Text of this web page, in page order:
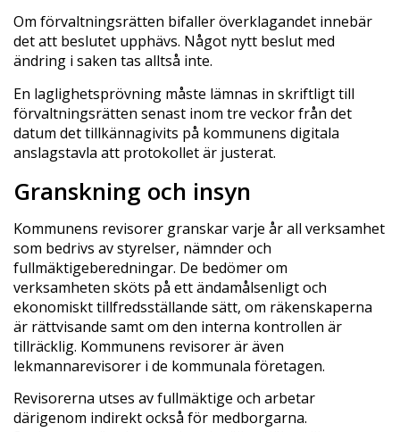
Om förvaltningsrätten bifaller överklagandet innebär
det att beslutet upphävs. Något nytt beslut med
ändring i saken tas alltså inte.
En laglighetsprövning måste lämnas in skriftligt till
förvaltningsrätten senast inom tre veckor från det
datum det tillkännagivits på kommunens digitala
anslagstavla att protokollet är justerat.
Granskning och insyn
Kommunens revisorer granskar varje år all verksamhet
som bedrivs av styrelser, nämnder och
fullmäktigeberedningar. De bedömer om
verksamheten sköts på ett ändamålsenligt och
ekonomiskt tillfredsställande sätt, om räkenskaperna
är rättvisande samt om den interna kontrollen är
tillräcklig. Kommunens revisorer är även
lekmannarevisorer i de kommunala företagen.
Revisorerna utses av fullmäktige och arbetar
därigenom indirekt också för medborgarna.